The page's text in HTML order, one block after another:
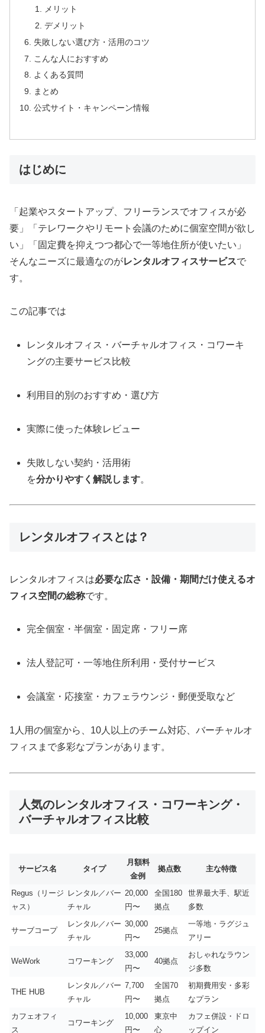
メリット
デメリット
失敗しない選び方・活用のコツ
こんな人におすすめ
よくある質問
まとめ
公式サイト・キャンペーン情報
はじめに
「起業やスタートアップ、フリーランスでオフィスが必
要」「テレワークやリモート会議のために個室空間が欲し
い」「固定費を抑えつつ都心で一等地住所が使いたい」
そんなニーズに最適なのがレンタルオフィスサービスで
す。
この記事では
レンタルオフィス・バーチャルオフィス・コワーキ
ングの主要サービス比較
利用目的別のおすすめ・選び方
実際に使った体験レビュー
失敗しない契約・活用術
を分かりやすく解説します。
レンタルオフィスとは？
レンタルオフィスは必要な広さ・設備・期間だけ使えるオ
フィス空間の総称です。
完全個室・半個室・固定席・フリー席
法人登記可・一等地住所利用・受付サービス
会議室・応接室・カフェラウンジ・郵便受取など
1人用の個室から、10人以上のチーム対応、バーチャルオ
フィスまで多彩なプランがあります。
人気のレンタルオフィス・コワーキング・
バーチャルオフィス比較
サービス名 タイプ
月額料
金例
拠点数 主な特徴
Regus（リージ
ャス）
レンタル／バー
チャル
20,000
円〜
全国180
拠点
世界最大手、駅近
多数
サーブコープ
レンタル／バー
チャル
30,000
円〜
25拠点
一等地・ラグジュ
アリー
WeWork コワーキング
33,000
円〜
40拠点
おしゃれなラウン
ジ多数
THE HUB
レンタル／バー
チャル
7,700
円〜
全国70
拠点
初期費用安・多彩
なプラン
カフェオフィ
ス
コワーキング
10,000
円〜
東京中
心
カフェ併設・ドロ
ップイン